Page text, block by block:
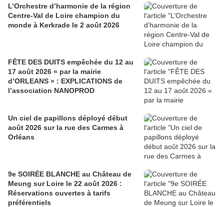
L’Orchestre d’harmonie de la région
Centre-Val de Loire champion du
monde à Kerkrade le 2 août 2026
FÊTE DES DUITS empêchée du 12 au
17 août 2026 « par la mairie
d’ORLEANS » : EXPLICATIONS de
l’association NANOPROD
Un ciel de papillons déployé début
août 2026 sur la rue des Carmes à
Orléans
9e SOIRÉE BLANCHE au Château de
Meung sur Loire le 22 août 2026 :
Réservations ouvertes à tarifs
préférentiels